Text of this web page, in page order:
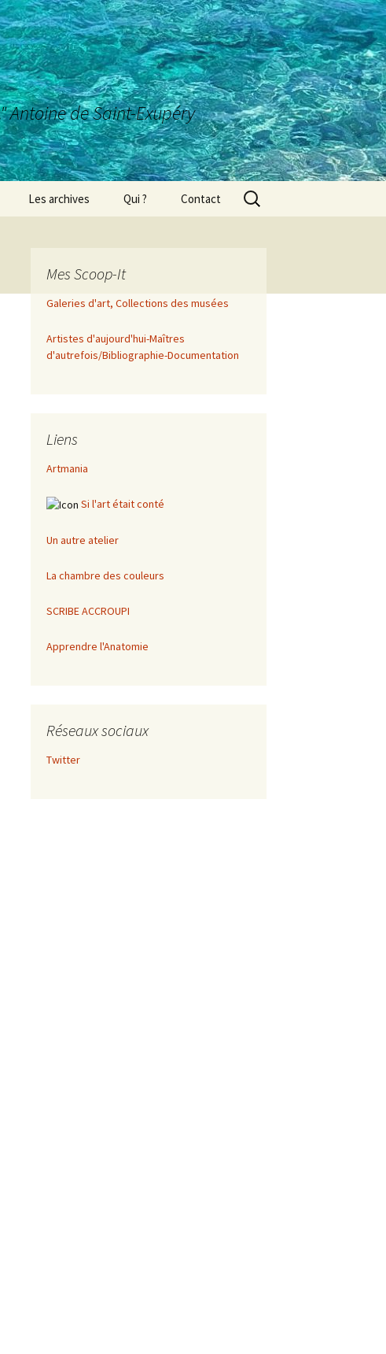
Antoine de Saint-Exupéry
Les archives Qui ? Contact
Rechercher :
Mes Scoop-It
Galeries d'art, Collections des musées
Artistes d'aujourd'hui-Maîtres
d'autrefois/Bibliographie-Documentation
Liens
Artmania
Si l'art était conté
Un autre atelier
La chambre des couleurs
SCRIBE ACCROUPI
Apprendre l'Anatomie
Réseaux sociaux
Twitter